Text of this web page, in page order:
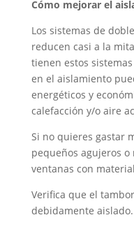
Cómo mejorar el
Los sistemas de
reducen casi a la
tienen estos
en el aislamiento
energéticos y
calefacción y/o aire
Si no quieres gastar
pequeños agujeros
ventanas con
Verifica que el
debidamente aislado.